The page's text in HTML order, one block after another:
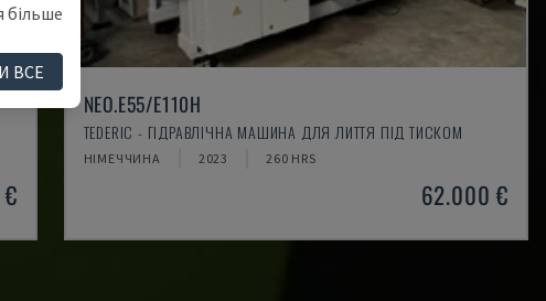
NEO.E55/E110H
TEDERIC - ГІДРАВЛІЧНА МАШИНА ДЛЯ ЛИТТЯ ПІД ТИСКОМ
НІМЕЧЧИНА 2023 260 HRS
62.000 €
більше
ВСЕ